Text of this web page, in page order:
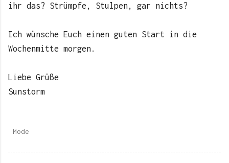
ihr das? Strümpfe, Stulpen, gar nichts?
Ich wünsche Euch einen guten Start in die
Wochenmitte morgen.
Liebe Grüße
Sunstorm
Mode